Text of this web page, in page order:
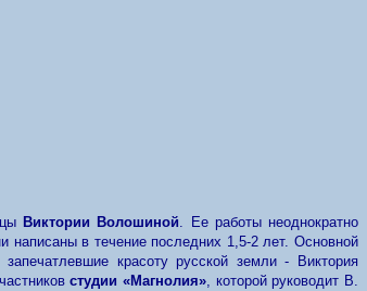
Виктории Волошиной. Ее работы неоднократно
написаны в течение последних 1,5-2 лет. Основной
красоту русской земли - Виктория
студии «Магнолия», которой руководит В.